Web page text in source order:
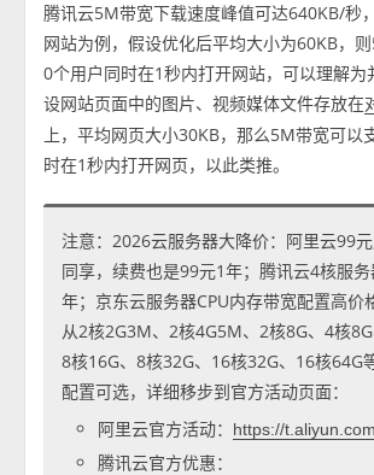
腾讯云5M带宽下载速度峰值可达640KB/秒
网站为例，假设优化后平均大小为60KB，
0个用户同时在1秒内打开网站，可以理解为
设网站页面中的图片、视频媒体文件存放在
上，平均网页大小30KB，那么5M带宽可以
时在1秒内打开网页，以此类推。
注意：2026云服务器大降价：阿里云99
同享，续费也是99元1年；腾讯云4核服
年；京东云服务器CPU内存带宽配置高价
从2核2G3M、2核4G5M、2核8G、4核8G
8核16G、8核32G、16核32G、16核64G
配置可选，详细移步到官方活动页面：
阿里云官方活动：
https://
腾讯云官方优惠：